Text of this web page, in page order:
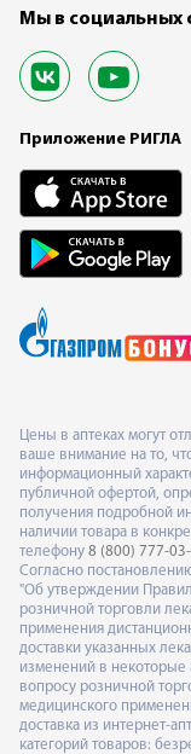
Мы в социальных
Приложение РИГЛА
Цены в аптеках могут
ваше внимание на то,
информационный
публичной офертой,
получения подробной
наличии товара в
телефону 8 (800) 777-
Согласно
"Об утверждении
розничной торговли
применения
доставки указанных
изменений в некоторые
вопросу розничной
медицинского
доставка из интернет-
категорий товаров: